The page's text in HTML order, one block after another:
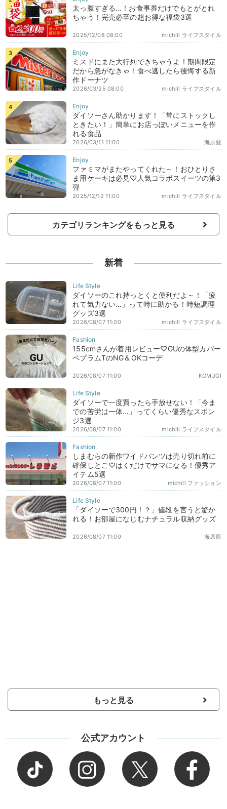
太っ腹すぎる…！お食事券だけでもとがとれ
ちゃう！完売必至の超お得な福袋3選
michill ライフスタイル
2025/12/08 08:00
ミスドにまた大行列できちゃうよ！期間限定
だから急がなきゃ！食べ逃したら後悔する新
作ドーナツ
michill ライフスタイル
2026/03/25 08:00
ダイソーさん助かります！「常にストックし
ときたい！」簡単にお店っぽいメニューを作
れる食品
海原藍
2026/03/11 11:00
ファミマがまたやってくれた～！おひとりさ
ま用ケーキは必見♡人気コラボスイーツの第3
弾
michill ライフスタイル
2025/12/12 11:00
カテゴリランキングをもっと見る
新着
ダイソーのこれ持っとくと便利だよ～！「疲
れて気力ない…」って時に助かる！時短調理
グッズ3選
michill ライフスタイル
2026/08/07 11:00
155cmさんが着用レビュー♡GUの体型カバー
ペプラムTのNG＆OKコーデ
KOMUGI
2026/08/07 11:00
ダイソーで一度買ったら手放せない！「今ま
での苦労は一体…」ってくらい優秀なスポン
ジ3選
michill ライフスタイル
2026/08/07 11:00
しまむらの新作ワイドパンツは売り切れ前に
確保しとこ♡はくだけでサマになる！優秀ア
イテム5選
michill ファッション
2026/08/07 11:00
「ダイソーで300円！？」値段を言うと驚か
れる！お部屋になじむナチュラル収納グッズ
海原藍
2026/08/07 11:00
もっと見る
公式アカウント